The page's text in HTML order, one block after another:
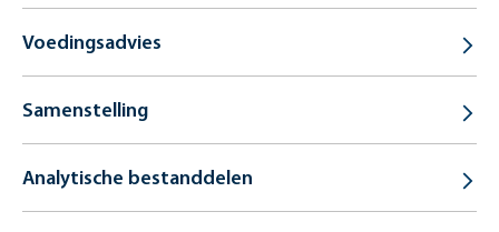
Voedingsadvies
Samenstelling
Analytische bestanddelen